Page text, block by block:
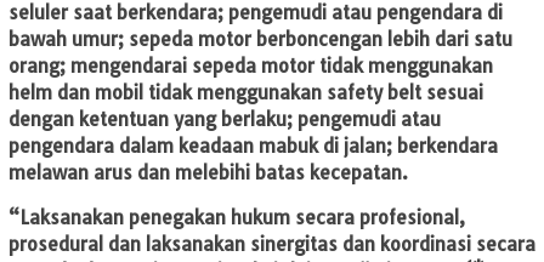
seluler saat berkendara; pengemudi atau pengendara di
bawah umur; sepeda motor berboncengan lebih dari satu
orang; mengendarai sepeda motor tidak menggunakan
helm dan mobil tidak menggunakan safety belt sesuai
dengan ketentuan yang berlaku; pengemudi atau
pengendara dalam keadaan mabuk di jalan; berkendara
melawan arus dan melebihi batas kecepatan.
“Laksanakan penegakan hukum secara profesional,
prosedural dan laksanakan sinergitas dan koordinasi secara